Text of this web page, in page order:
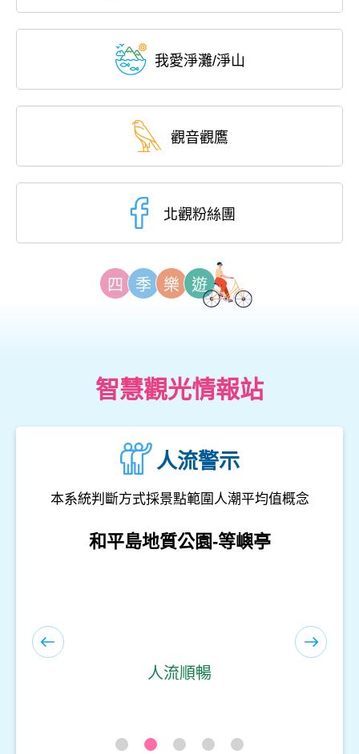
我愛淨灘/淨山
觀音觀鷹
北觀粉絲團
四 季 樂 遊
智慧觀光情報站
人流警示
本系統判斷方式採景點範圍人潮平均值概念
和平島地質公園-遊客服務中心(室內)
人流順暢